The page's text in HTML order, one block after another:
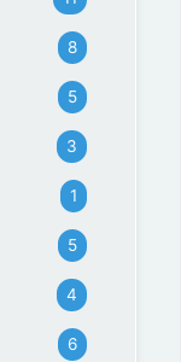
8
5
3
1
5
4
6